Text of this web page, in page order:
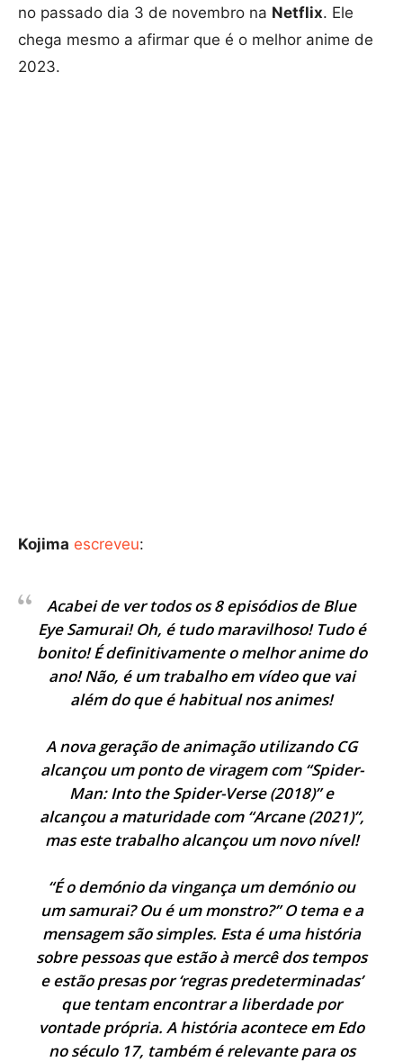
no passado dia 3 de novembro na Netflix. Ele
chega mesmo a afirmar que é o melhor anime de
2023.
Kojima escreveu:
Acabei de ver todos os 8 episódios de Blue
Eye Samurai! Oh, é tudo maravilhoso! Tudo é
bonito! É definitivamente o melhor anime do
ano! Não, é um trabalho em vídeo que vai
além do que é habitual nos animes!
A nova geração de animação utilizando CG
alcançou um ponto de viragem com “Spider-
Man: Into the Spider-Verse (2018)” e
alcançou a maturidade com “Arcane (2021)”,
mas este trabalho alcançou um novo nível!
“É o demónio da vingança um demónio ou
um samurai? Ou é um monstro?” O tema e a
mensagem são simples. Esta é uma história
sobre pessoas que estão à mercê dos tempos
e estão presas por ‘regras predeterminadas’
que tentam encontrar a liberdade por
vontade própria. A história acontece em Edo
no século 17, também é relevante para os